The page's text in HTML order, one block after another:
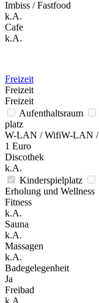
Imbiss / Fastfood
k.A.
Cafe
k.A.
Freizeit
Freizeit
Freizeit
Aufenthaltsraum
platz
W-LAN / WifiW-LAN
1 Euro
Discothek
k.A.
Kinderspielplatz
Erholung und Wellness
Fitness
k.A.
Sauna
k.A.
Massagen
k.A.
Badegelegenheit
Ja
Freibad
k.A.